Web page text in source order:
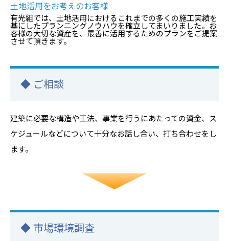
土地活用をお考えのお客様
有光組では、土地活用におけるこれまでの多くの施工実績を
基にしたプランニングノウハウを確立してまいりました。お
客様の大切な資産を、最善に活用するためのプランをご提案
させて頂きます。
◆ ご相談
建築に必要な構造や工法、事業を行うにあたっての資金、ス
ケジュールなどについて十分なお話し合い、打ち合わせをし
ます。
◆ 市場環境調査